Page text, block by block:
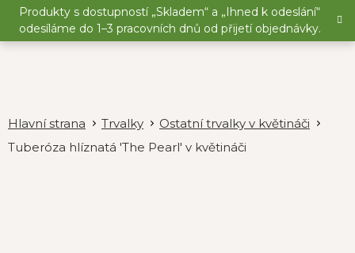
Přejít
obsah
Produkty s dostupností „Skladem“ a „Ihned k odeslání“
odesíláme do 1–3 pracovních dnů od přijetí objednávky.
Trvalky
Ostatní trvalky v květináči
Tuberóza hlíznatá 'The Pearl' v květináči